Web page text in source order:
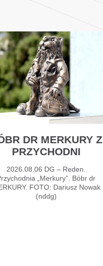
DR MERKURY Z
PRZYCHODNI
2026.08.06 DG – Reden.
„Merkury”. Bóbr dr
FOTO: Dariusz Nowak
(nddg)